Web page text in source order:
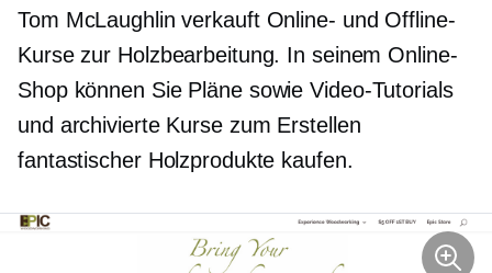
Tom McLaughlin verkauft Online- und Offline-
Kurse zur Holzbearbeitung. In seinem Online-
Shop können Sie Pläne sowie Video-Tutorials
und archivierte Kurse zum Erstellen
fantastischer Holzprodukte kaufen.